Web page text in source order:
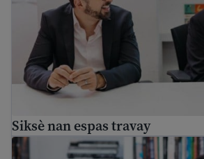
Siksè nan espas travay
Dwa Travayè Imigran yo nan Etazini